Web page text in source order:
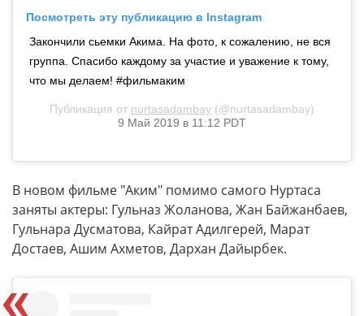
Посмотреть эту публикацию в Instagram
Закончили сьемки Акима. На фото, к сожалению, не вся
группа. Спасибо каждому за участие и уважение к тому,
что мы делаем! #фильмаким
Публикация от nurtasadambay (@nurtasadambay)
9 Май 2019 в 11:12 PDT
В новом фильме "Аким" помимо самого Нуртаса
заняты актеры: Гульназ Жоланова, Жан Байжанбаев,
Гульнара Дусматова, Кайрат Адилгерей, Марат
Достаев, Ашим Ахметов, Дархан Дайырбек.